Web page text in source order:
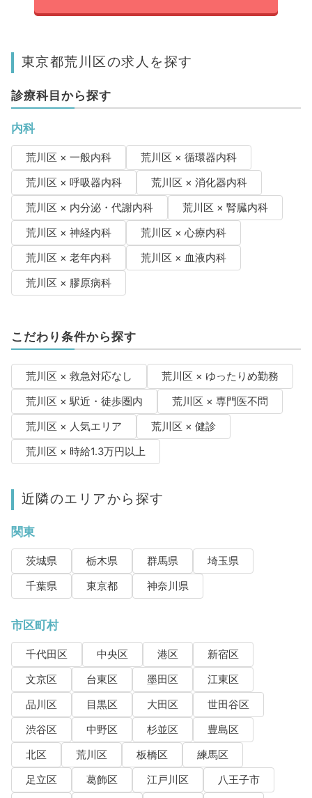
東京都荒川区の求人を探す
診療科目から探す
内科
荒川区 × 一般内科
荒川区 × 循環器内科
荒川区 × 呼吸器内科
荒川区 × 消化器内科
荒川区 × 内分泌・代謝内科
荒川区 × 腎臓内科
荒川区 × 神経内科
荒川区 × 心療内科
荒川区 × 老年内科
荒川区 × 血液内科
荒川区 × 膠原病科
こだわり条件から探す
荒川区 × 救急対応なし
荒川区 × ゆったりめ勤務
荒川区 × 駅近・徒歩圏内
荒川区 × 専門医不問
荒川区 × 人気エリア
荒川区 × 健診
荒川区 × 時給1.3万円以上
近隣のエリアから探す
関東
茨城県 栃木県 群馬県
埼玉県
千葉県
東京都 神奈川県
市区町村
千代田区 中央区 港区
新宿区
文京区
台東区 墨田区
江東区
品川区
目黒区 大田区
世田谷区
渋谷区
中野区 杉並区
豊島区
北区
荒川区 板橋区
練馬区
足立区
葛飾区 江戸川区
八王子市